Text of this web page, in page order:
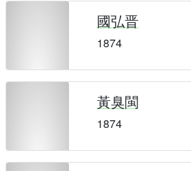
國弘晋
1874
黃臭閩
1874